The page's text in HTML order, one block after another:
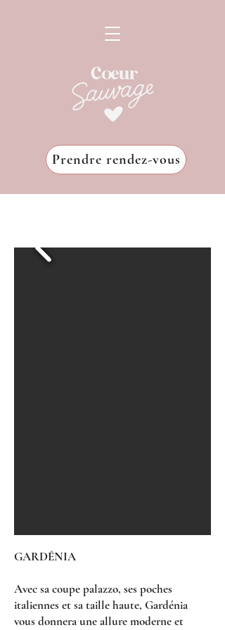
Prendre rendez-vous
GARDÉNIA
Avec sa coupe palazzo, ses poches
italiennes et sa taille haute, Gardénia
vous donnera une allure moderne et